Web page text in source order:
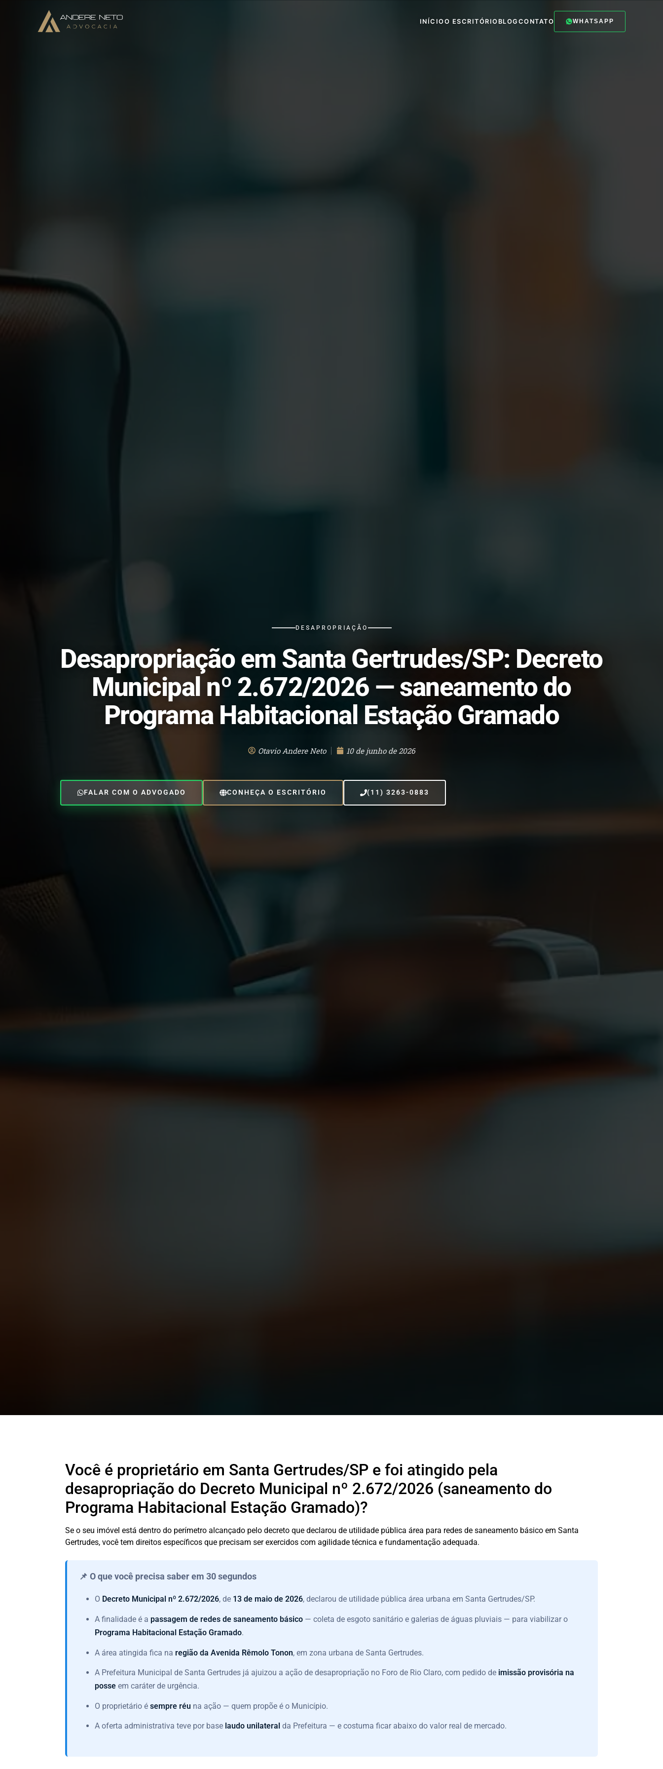
INÍCIOO ESCRITÓRIO BLOG CONTATO WHATSAPP
DESAPROPRIAÇÃO
Desapropriação em Santa Gertrudes/SP: Decreto
Municipal nº 2.672/2026 — saneamento do
Programa Habitacional Estação Gramado
Otavio Andere Neto 10 de junho de 2026
FALAR COM O ADVOGADO CONHEÇA O ESCRITÓRIO (11) 3263-0883
Você é proprietário em Santa Gertrudes/SP e foi atingido pela
desapropriação do Decreto Municipal nº 2.672/2026 (saneamento do
Programa Habitacional Estação Gramado)?
Se o seu imóvel está dentro do perímetro alcançado pelo decreto que declarou de utilidade pública área para redes de saneamento básico em Santa
Gertrudes, você tem direitos específicos que precisam ser exercidos com agilidade técnica e fundamentação adequada.
📌 O que você precisa saber em 30 segundos
O Decreto Municipal nº 2.672/2026, de 13 de maio de 2026, declarou de utilidade pública área urbana em Santa Gertrudes/SP.
A finalidade é a passagem de redes de saneamento básico — coleta de esgoto sanitário e galerias de águas pluviais — para viabilizar o
Programa Habitacional Estação Gramado.
A área atingida fica na região da Avenida Rêmolo Tonon, em zona urbana de Santa Gertrudes.
A Prefeitura Municipal de Santa Gertrudes já ajuizou a ação de desapropriação no Foro de Rio Claro, com pedido de imissão provisória na
posse em caráter de urgência.
O proprietário é sempre réu na ação — quem propõe é o Município.
A oferta administrativa teve por base laudo unilateral da Prefeitura — e costuma ficar abaixo do valor real de mercado.